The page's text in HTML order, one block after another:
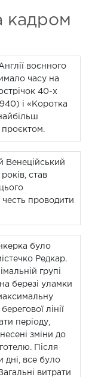
кадром
воєнного
часу на
40-х
і «Коротка
проєктом.
Венеційський
став
проводити
було
Редкар.
групі
березі уламки
лінії
періоду,
зміни до
Після
дні, все було
витрати